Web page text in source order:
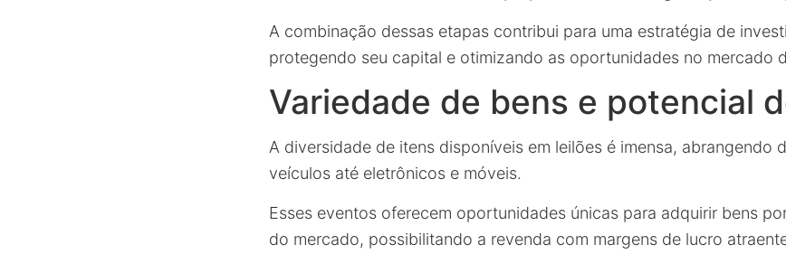
A combinação dessas etapas contribui para uma estratégia de
protegendo seu capital e otimizando as oportunidades no mercado
Variedade de bens e potencial
A diversidade de itens disponíveis em leilões é imensa, abrangendo
veículos até eletrônicos e móveis.
Esses eventos oferecem oportunidades únicas para adquirir bens
do mercado, possibilitando a revenda com margens de lucro